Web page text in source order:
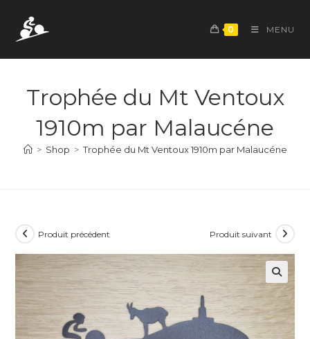
content
0 MENU
Trophée du Mt Ventoux
1910m par Malaucéne
> Shop > Trophée du Mt Ventoux 1910m par Malaucéne
Produit précédent Produit suivant